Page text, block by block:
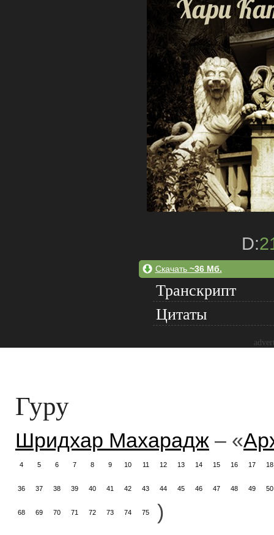
D:
Скачать ~36 Мб.
Транскрипт
Цитаты
Гуру
Шридхар Махарадж – «
4 5 6 7 8 9 10 11 12 13 14 15 16 17 18
36 37 38 39 40 41 42 43 44 45 46 47 48 49 50
68 69 70 71 72 73 74 75
)